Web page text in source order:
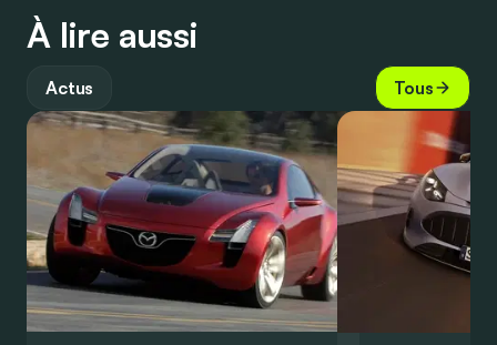
À lire aussi
Actus Tous